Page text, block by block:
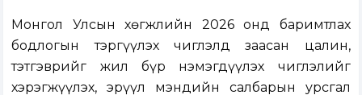
Монгол Улсын хөгжлийн 2026 онд баримтлах
бодлогын тэргүүлэх чиглэлд заасан цалин,
тэтгэврийг жил бүр нэмэгдүүлэх чиглэлийг
хэрэгжүүлэх, эрүүл мэндийн салбарын урсгал